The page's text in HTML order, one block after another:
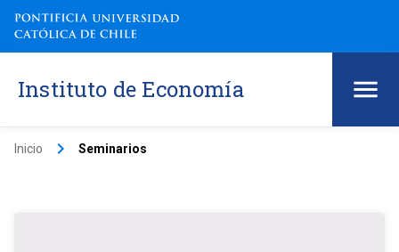
Instituto de Economía
Inicio keyboard_arrow_right Seminarios